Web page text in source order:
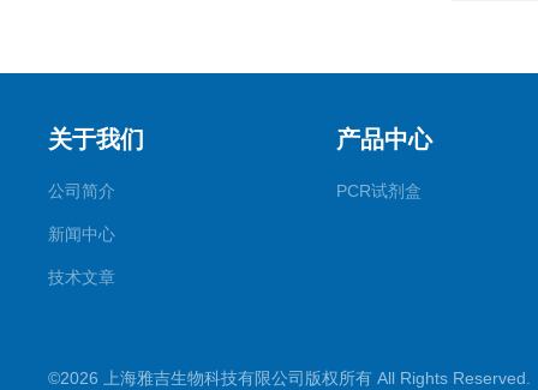
关于我们
公司简介
新闻中心
技术文章
产品中心
PCR试剂盒
©2026 上海雅吉生物科技有限公司版权所有 All Rights